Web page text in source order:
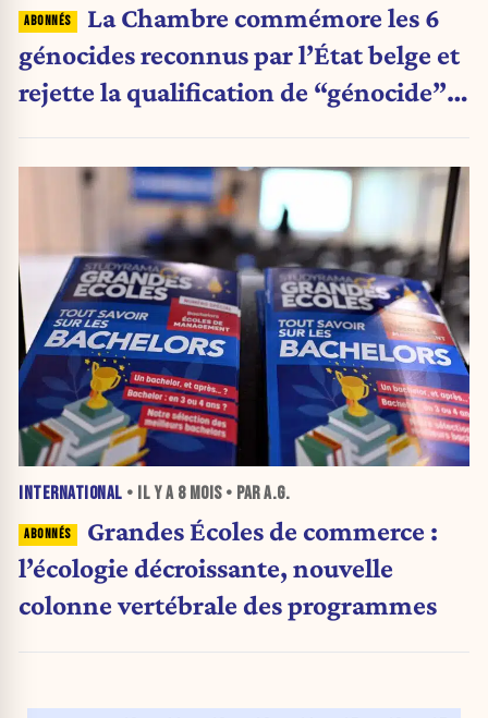
La Chambre commémore les 6
génocides reconnus par l’État belge et
rejette la qualification de “génocide” à
INTERNATIONAL • IL Y A 8 MOIS• PAR A.G.
Grandes Écoles de commerce :
l’écologie décroissante, nouvelle
colonne vertébrale des programmes